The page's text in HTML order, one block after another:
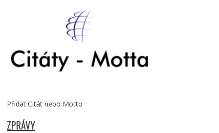
Přidat Citát nebo Motto
ZPRÁVY